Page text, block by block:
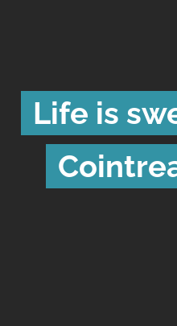
Life is